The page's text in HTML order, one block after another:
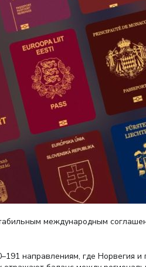
международным
направлениям, где Норвегия